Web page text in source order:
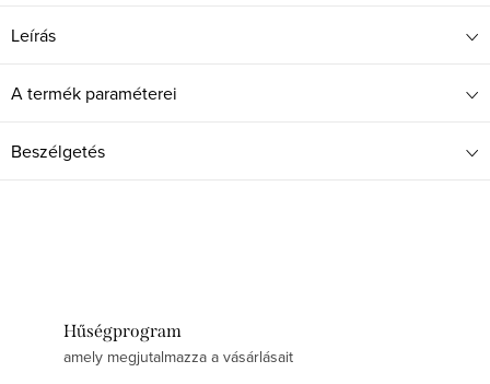
Leírás
A termék paraméterei
Beszélgetés
Hűségprogram
amely megjutalmazza a vásárlásait